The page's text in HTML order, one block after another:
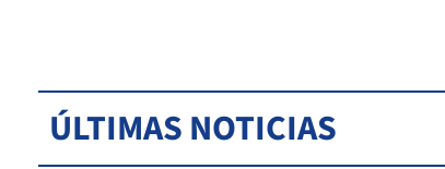
ÚLTIMAS NOTICIAS